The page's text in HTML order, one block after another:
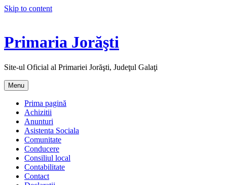
Skip to content
Primaria Jorăşti
Site-ul Oficial al Primariei Jorăşti, Judeţul Galaţi
Menu
Prima pagină
Achizitii
Anunturi
Asistenta Sociala
Comunitate
Conducere
Consiliul local
Contabilitate
Contact